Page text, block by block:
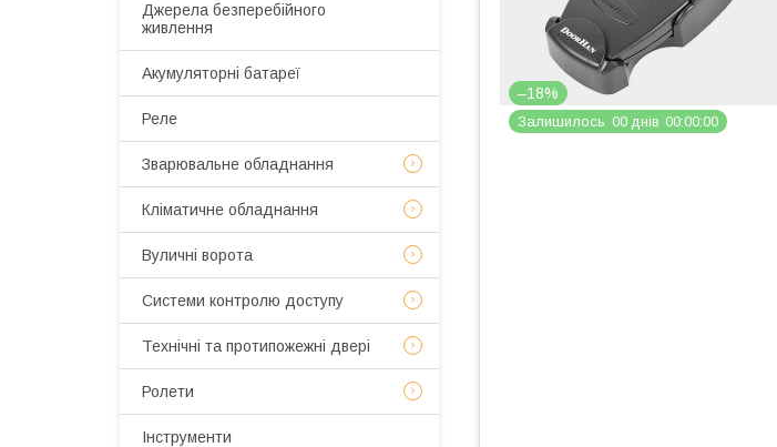
–18%
Залишилось 00 днів 00 00 00
Джерела безперебійного
живлення
Акумуляторні батареї
Реле
Зварювальне обладнання
Кліматичне обладнання
Вуличні ворота
Системи контролю доступу
Технічні та протипожежні двері
Ролети
Інструменти